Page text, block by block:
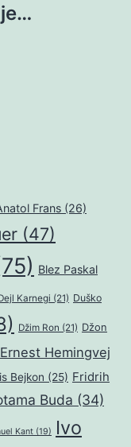
Frans (26)
(47)
Blez Paskal
Karnegi (21) Duško
Džim Ron (21) Džon
Ernest Hemingvej
Bejkon (25) Fridrih
Buda (34)
Kant (19)
Ivo